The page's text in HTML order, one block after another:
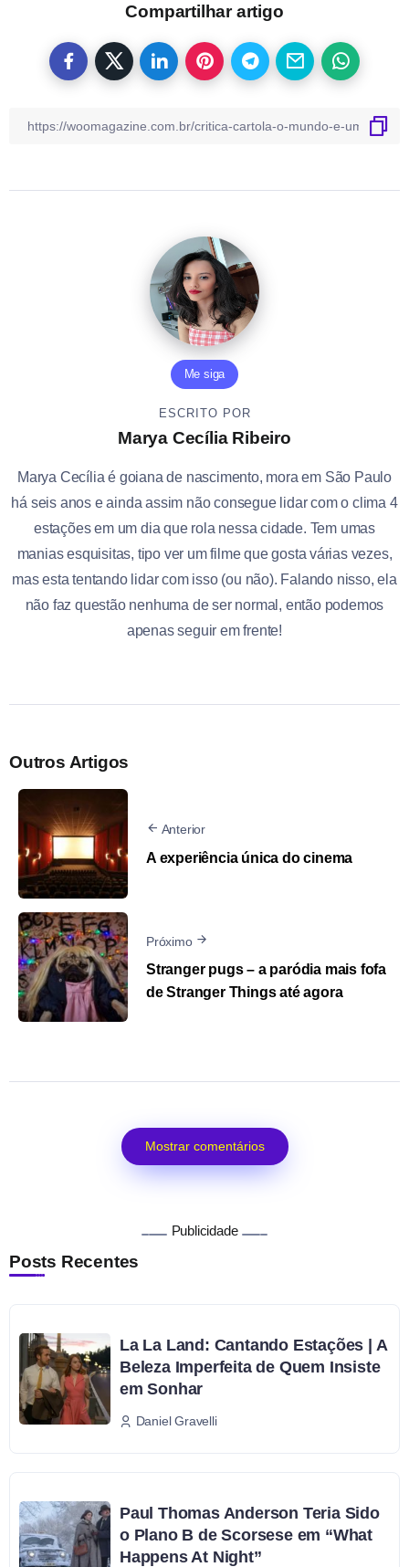
Compartilhar artigo
Me siga
ESCRITO POR
Marya Cecília Ribeiro
Marya Cecília é goiana de nascimento, mora em São Paulo
há seis anos e ainda assim não consegue lidar com o clima 4
estações em um dia que rola nessa cidade. Tem umas
manias esquisitas, tipo ver um filme que gosta várias vezes,
mas esta tentando lidar com isso (ou não). Falando nisso, ela
não faz questão nenhuma de ser normal, então podemos
apenas seguir em frente!
Outros Artigos
Anterior
A experiência única do cinema
Próximo
Stranger pugs – a paródia mais fofa
de Stranger Things até agora
Mostrar comentários
Publicidade
Posts Recentes
La La Land: Cantando Estações | A
Beleza Imperfeita de Quem Insiste
em Sonhar
Daniel Gravelli
Paul Thomas Anderson Teria Sido
o Plano B de Scorsese em “What
Happens At Night”